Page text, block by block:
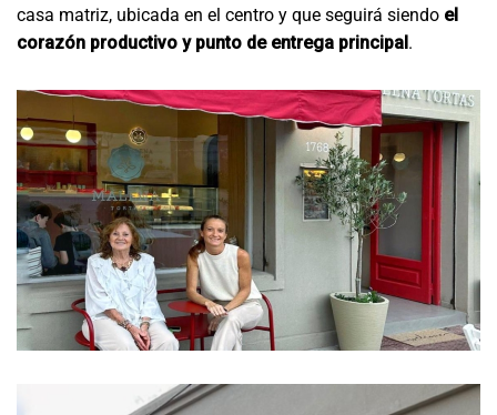
casa matriz, ubicada en el centro y que seguirá siendo el
corazón productivo y punto de entrega principal .